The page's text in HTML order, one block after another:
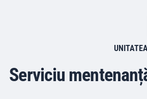
Serviciu